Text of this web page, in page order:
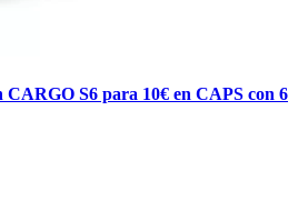
S6 para 10€ en CAPS con 6